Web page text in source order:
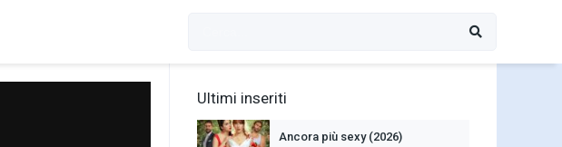
Ultimi inseriti
Ancora più sexy (2026)